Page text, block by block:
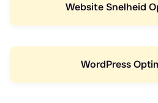
Website Snelheid
WordPress